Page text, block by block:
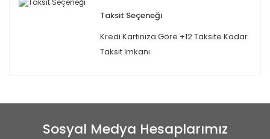
Taksit Seçeneği
Kredi Kartınıza Göre +12 Taksite Kadar
Taksit İmkanı.
Sosyal Medya Hesaplarımız